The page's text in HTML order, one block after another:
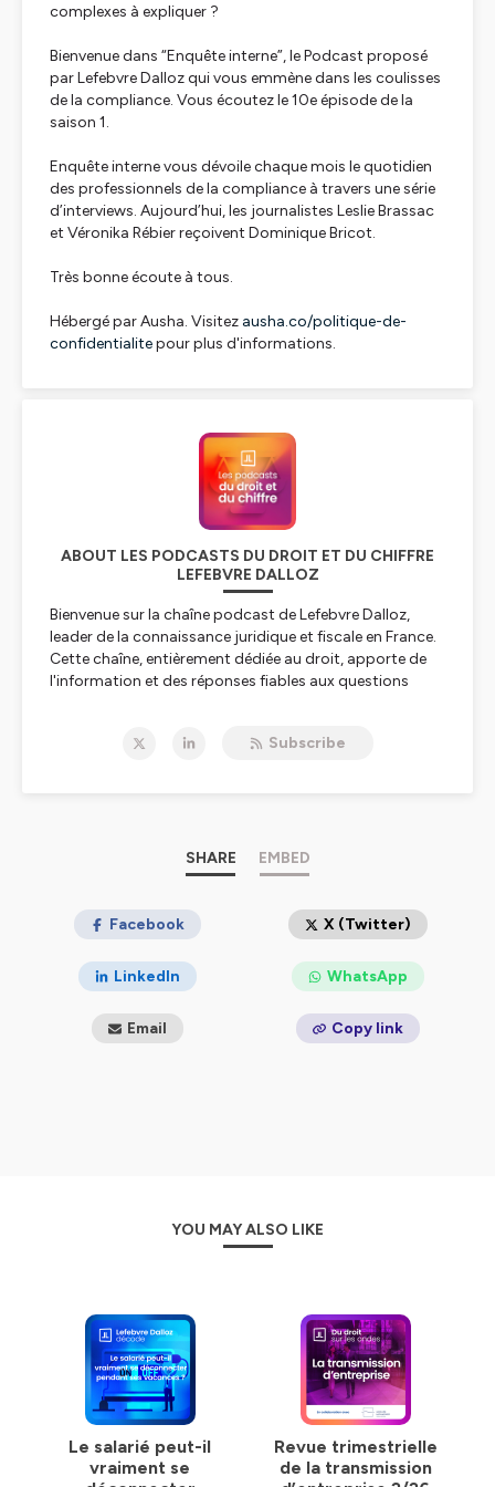
complexes à expliquer ?
Bienvenue dans “Enquête interne”, le Podcast proposé
par Lefebvre Dalloz qui vous emmène dans les coulisses
de la compliance. Vous écoutez le 10e épisode de la
saison 1.
Enquête interne vous dévoile chaque mois le quotidien
des professionnels de la compliance à travers une série
d’interviews. Aujourd’hui, les journalistes Leslie Brassac
et Véronika Rébier reçoivent Dominique Bricot.
Très bonne écoute à tous.
Hébergé par Ausha. Visitez ausha.co/politique-de-
confidentialitepour plus d'informations.
ABOUT LES PODCASTS DU DROIT ET DU CHIFFRE
LEFEBVRE DALLOZ
Bienvenue sur la chaîne podcast de Lefebvre Dalloz,
leader de la connaissance juridique et fiscale en France.
Cette chaîne, entièrement dédiée au droit, apporte de
l'information et des réponses fiables aux questions
comptable, droit pénal, droit civil, droit public mais
experts-comptables, commissaires aux comptes,
directeurs administratif et financier, directeurs et
juridiques, directrices/directeurs de la conformité, chefs
public et académique étudiants en droit. Pour rester à
jour des dernières évolutions législatives et
réglementaires, abonnez-vous à notre chaîne !
Subscribe
SHARE EMBED
Facebook X (Twitter)
LinkedIn WhatsApp
Email Copy link
YOU MAY ALSO LIKE
Le salarié peut-il
vraiment se
Revue trimestrielle
de la transmission